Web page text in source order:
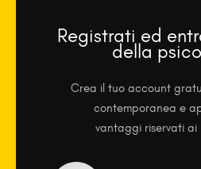
Registrati ed
della
Crea il tuo account
contemporanea e
vantaggi riservati ai